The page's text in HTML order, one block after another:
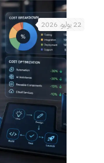
22 يوليو، 2026